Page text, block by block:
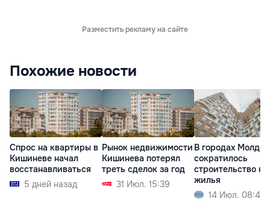
Разместить рекламу на сайте
Похожие новости
Спрос на квартиры в
Кишиневе начал
восстанавливаться
5 дней назад
Рынок недвижимости
Кишинева потерял
треть сделок за год
31 Июл. 15:39
В городах
сократилось
строительство
жилья
14 Июл. 08:42